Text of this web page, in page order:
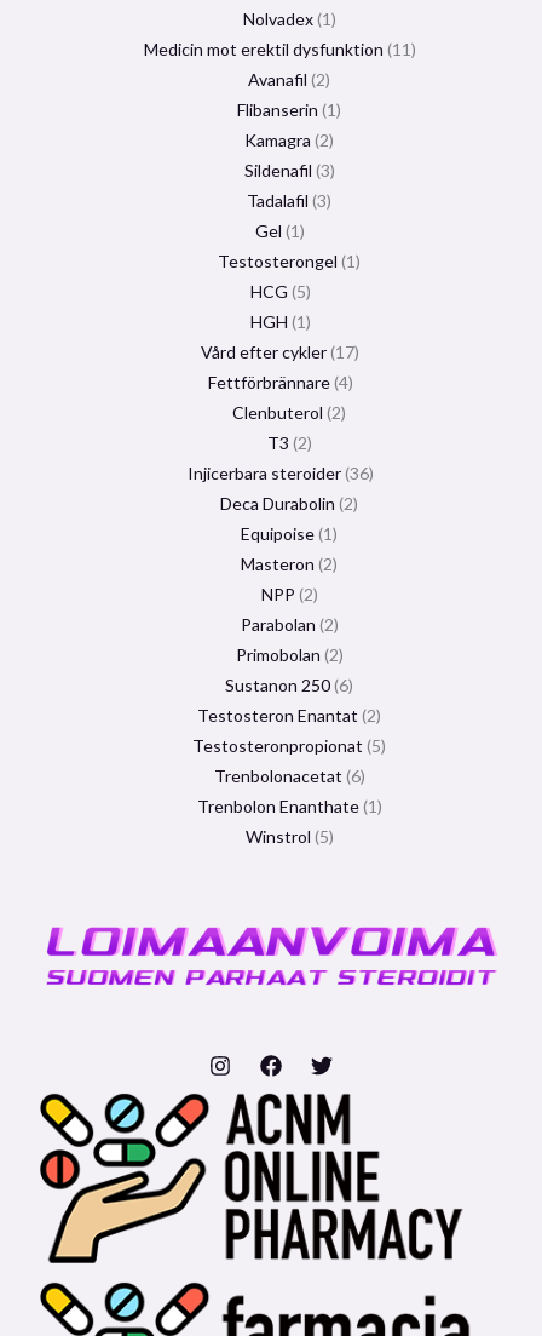
Nolvadex 1
Medicin mot erektil dysfunktion 11
Avanafil 2
Flibanserin 1
Kamagra 2
Sildenafil 3
Tadalafil 3
Gel 1
Testosterongel 1
HCG 5
HGH 1
Vård efter cykler 17
Fettförbrännare 4
Clenbuterol 2
T3 2
Injicerbara steroider 36
Deca Durabolin 2
Equipoise 1
Masteron 2
NPP 2
Parabolan 2
Primobolan 2
Sustanon 250 6
Testosteron Enantat 2
Testosteronpropionat 5
Trenbolonacetat 6
Trenbolon Enanthate 1
Winstrol 5